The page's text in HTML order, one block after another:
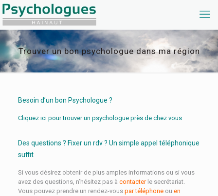
Trouver un bon psychologue dans ma région
Besoin d’un bon Psychologue ?
Cliquez ici pour trouver un psychologue près de chez vous
Des questions ? Fixer un rdv ? Un simple appel téléphonique
suffit
Si vous désirez obtenir de plus amples informations ou si vous
avez des questions, n’hésitez pas à contacterle secrétariat.
Vous pouvez prendre un rendez-vous par téléphoneou en